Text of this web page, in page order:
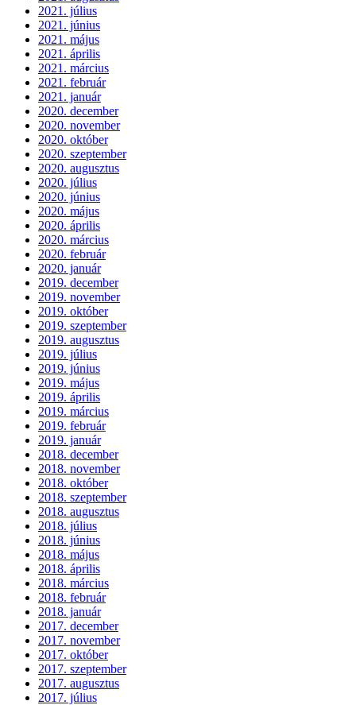
2021. július
2021. június
2021. május
2021. április
2021. március
2021. február
2021. január
2020. december
2020. november
2020. október
2020. szeptember
2020. augusztus
2020. július
2020. június
2020. május
2020. április
2020. március
2020. február
2020. január
2019. december
2019. november
2019. október
2019. szeptember
2019. augusztus
2019. július
2019. június
2019. május
2019. április
2019. március
2019. február
2019. január
2018. december
2018. november
2018. október
2018. szeptember
2018. augusztus
2018. július
2018. június
2018. május
2018. április
2018. március
2018. február
2018. január
2017. december
2017. november
2017. október
2017. szeptember
2017. augusztus
2017. július